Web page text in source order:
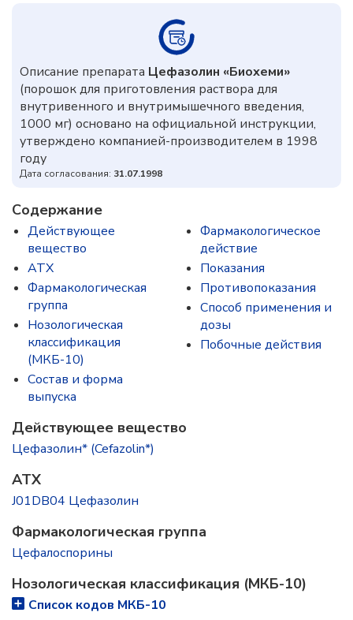
Описание препарата Цефазолин «Биохеми»
(порошок для приготовления раствора для
внутривенного и внутримышечного введения,
1000 мг) основано на официальной инструкции,
утверждено компанией-производителем в 1998
году
Дата согласования: 31.07.1998
Содержание
Действующее
вещество
ATX
Фармакологическая
группа
Нозологическая
классификация
(МКБ-10)
Состав и форма
выпускa
Фармакологическое
действие
Показания
Противопоказания
Способ применения и
дозы
Побочные действия
Действующее вещество
Цефазолин* (Cefazolin*)
ATX
J01DB04 Цефазолин
Фармакологическая группа
Цефалоспорины
Нозологическая классификация (МКБ-10)
Список кодов МКБ-10